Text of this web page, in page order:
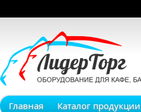
Главная Каталог продукции